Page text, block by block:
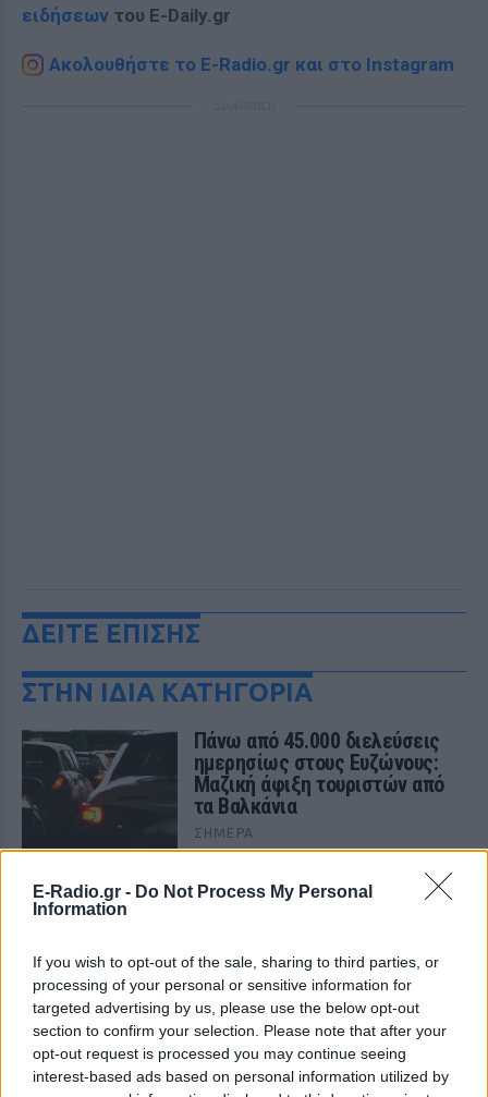
E-Radio.gr - Do Not Process My Personal
Information
If you wish to opt-out of the sale, sharing to third parties, or
processing of your personal or sensitive information for
targeted advertising by us, please use the below opt-out
section to confirm your selection. Please note that after your
opt-out request is processed you may continue seeing
interest-based ads based on personal information utilized by
ειδήσεων του E-Daily.gr
Ακολουθήστε το E-Radio.gr και στο Instagram
ΔΕΙΤΕ ΕΠΙΣΗΣ
ΣΤΗΝ ΙΔΙΑ ΚΑΤΗΓΟΡΙΑ
Πάνω από 45.000 διελεύσεις
ημερησίως στους Ευζώνους:
Μαζική άφιξη τουριστών από
τα Βαλκάνια
ΣΉΜΕΡΑ
ελέγχων για να επισπευστεί η διέλευση
των ταξιδιωτών
έκαναν «κλαμπ» βανάκι transfer
‑ Αντιδράσεις για το ξέφρενο
πάρτι
ΣΉΜΕΡΑ
Χοροί, φωνές, φωτογραφίες: Λες και
ήταν σε κλαμπ